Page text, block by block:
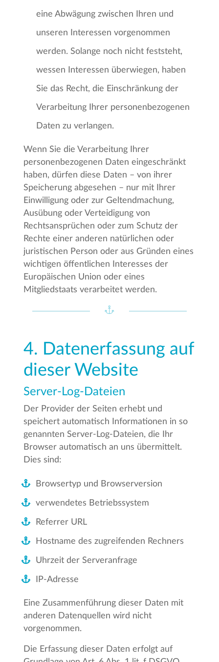
eine Abwägung zwischen Ihren und
unseren Interessen vorgenommen
werden. Solange noch nicht feststeht,
wessen Interessen überwiegen, haben
Sie das Recht, die Einschränkung der
Verarbeitung Ihrer personenbezogenen
Daten zu verlangen.
Wenn Sie die Verarbeitung Ihrer
personenbezogenen Daten eingeschränkt
haben, dürfen diese Daten – von ihrer
Speicherung abgesehen – nur mit Ihrer
Einwilligung oder zur Geltendmachung,
Ausübung oder Verteidigung von
Rechtsansprüchen oder zum Schutz der
Rechte einer anderen natürlichen oder
juristischen Person oder aus Gründen eines
wichtigen öffentlichen Interesses der
Europäischen Union oder eines
Mitgliedstaats verarbeitet werden.
4. Datenerfassung auf
dieser Website
Server-Log-Dateien
Der Provider der Seiten erhebt und
speichert automatisch Informationen in so
genannten Server-Log-Dateien, die Ihr
Browser automatisch an uns übermittelt.
Dies sind:
Browsertyp und Browserversion
verwendetes Betriebssystem
Referrer URL
Hostname des zugreifenden Rechners
Uhrzeit der Serveranfrage
IP-Adresse
Eine Zusammenführung dieser Daten mit
anderen Datenquellen wird nicht
vorgenommen.
Die Erfassung dieser Daten erfolgt auf